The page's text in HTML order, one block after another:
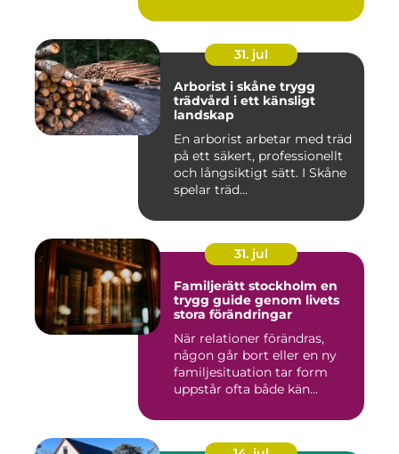
31. jul
Arborist i skåne trygg
trädvård i ett känsligt
landskap
En arborist arbetar med träd
på ett säkert, professionellt
och långsiktigt sätt. I Skåne
spelar träd...
31. jul
Familjerätt stockholm en
trygg guide genom livets
stora förändringar
När relationer förändras,
någon går bort eller en ny
familjesituation tar form
uppstår ofta både kän...